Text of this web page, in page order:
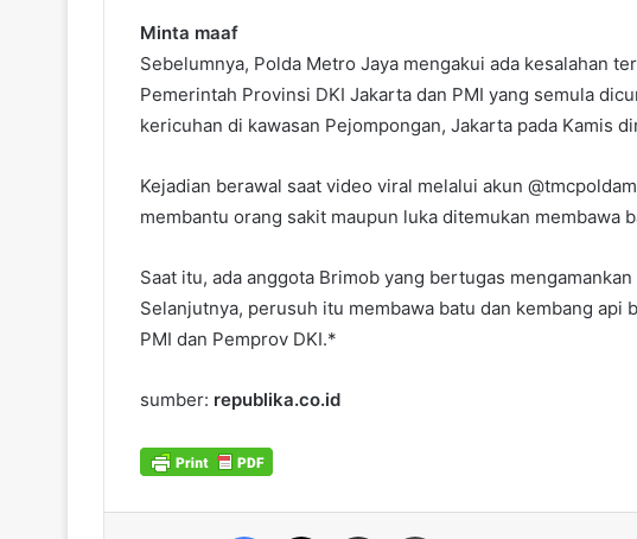
Minta maaf
Sebelumnya, Polda Metro Jaya mengakui ada kesalahan
Pemerintah Provinsi DKI Jakarta dan PMI yang semula
kericuhan di kawasan Pejompongan, Jakarta pada Kamis
Kejadian berawal saat video viral melalui akun
membantu orang sakit maupun luka ditemukan membawa
Saat itu, ada anggota Brimob yang bertugas
Selanjutnya, perusuh itu membawa batu dan kembang
PMI dan Pemprov DKI.*
sumber: republika.co.id